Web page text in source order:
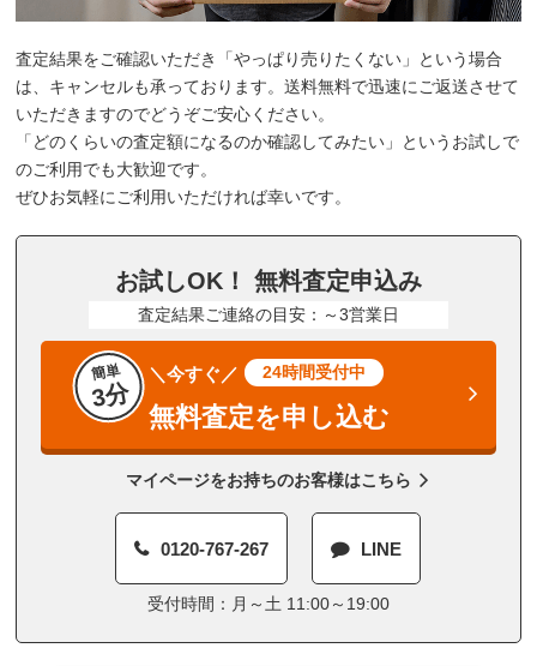
査定結果をご確認いただき「やっぱり売りたくない」という場合
は、キャンセルも承っております。送料無料で迅速にご返送させて
いただきますのでどうぞご安心ください。
「どのくらいの査定額になるのか確認してみたい」というお試しで
のご利用でも大歓迎です。
ぜひお気軽にご利用いただければ幸いです。
お試しOK！ 無料査定申込み
査定結果ご連絡の目安：～3営業日
簡単
3分
＼今すぐ／ 24時間受付中
無料査定を申し込む
マイページをお持ちのお客様はこちら
0120-767-267 LINE
受付時間：月～土 11:00～19:00